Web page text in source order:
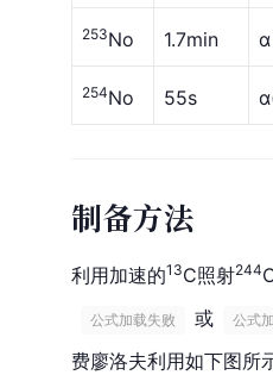
253No 1.7min α
254No 55s
制备方法
利用加速的13C照射244
公式加载失败 或 公式
费廖洛夫利用如下图所